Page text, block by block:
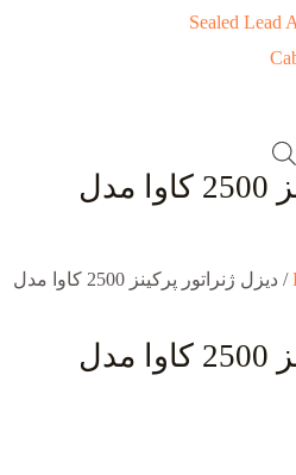
دیزل ژنراتور پرکینز 2500 کاوا مدل
/ دیزل ژنراتور پرکینز 2500 کاوا مدل
دیزل ژنراتور پرکینز 2500 کاوا مدل